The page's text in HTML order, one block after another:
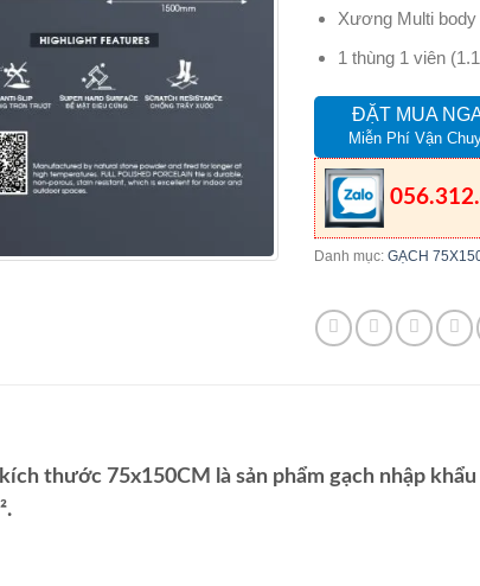
Xương Multi body
1 thùng 1 viên
ĐẶT MUA
Miễn Phí Vận
Danh mục: GẠCH
thước 75x150CM là sản phẩm gạch nhập